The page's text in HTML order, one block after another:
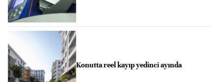
Konutta reel kayıp yedinci ayında